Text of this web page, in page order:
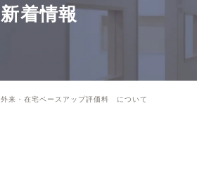
新着情報
外来・在宅ベースアップ評価料 について